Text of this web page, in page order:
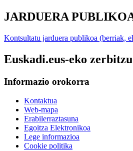
JARDUERA
Kontsultatu jarduera publikoa (berriak,
Euskadi.eus-eko
Informazio orokorra
Kontaktua
Web-mapa
Erabilerraztasuna
Egoitza Elektronikoa
Lege informazioa
Cookie politika